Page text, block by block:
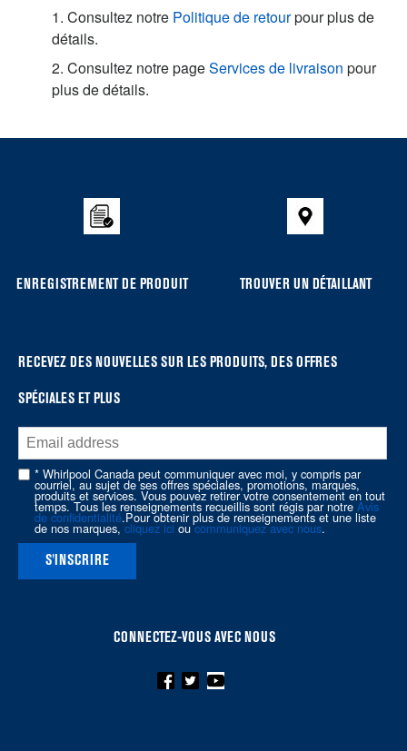
1. Consultez notre Politique de retourpour plus de
détails.
2. Consultez notre pageServices de livraison pour
plus de détails.
you
end
page
ENREGISTREMENT DE PRODUIT TROUVER UN DÉTAILLANT
RECEVEZ DES NOUVELLES SUR LES PRODUITS, DES OFFRES
SPÉCIALES ET PLUS
* Whirlpool Canada peut communiquer avec moi, y compris par
courriel, au sujet de ses offres spéciales, promotions, marques,
produits et services. Vous pouvez retirer votre consentement en tout
temps. Tous les renseignements recueillis sont régis par notre Avis
de confidentialité.Pour obtenir plus de renseignements et une liste
de nos marques, cliquez ici oucommuniquez avec nous.
S'INSCRIRE
CONNECTEZ-VOUS AVEC NOUS